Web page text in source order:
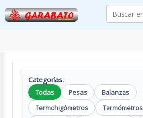
Categorías:
Todas Pesas
Balanzas
Termohigómetros
Termómetros